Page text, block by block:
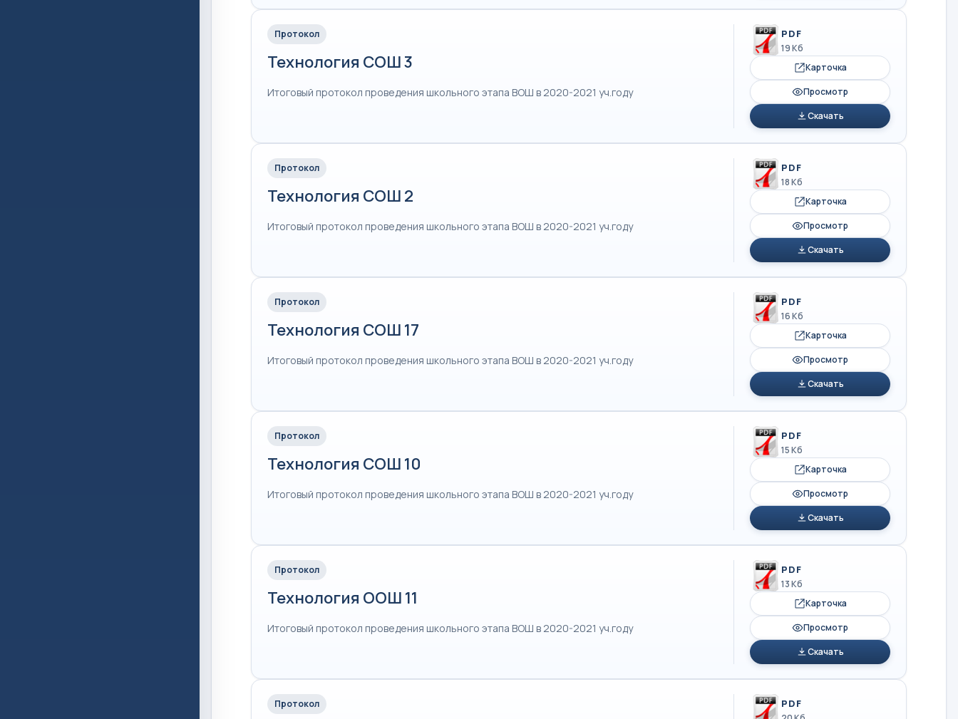
Протокол
Технология СОШ 3
Итоговый протокол проведения школьного этапа ВОШ в 2020-2021 уч.году
PDF
19 Кб
Карточка
Просмотр
Скачать
Протокол
Технология СОШ 2
Итоговый протокол проведения школьного этапа ВОШ в 2020-2021 уч.году
PDF
18 Кб
Карточка
Просмотр
Скачать
Протокол
Технология СОШ 17
Итоговый протокол проведения школьного этапа ВОШ в 2020-2021 уч.году
PDF
16 Кб
Карточка
Просмотр
Скачать
Протокол
Технология СОШ 10
Итоговый протокол проведения школьного этапа ВОШ в 2020-2021 уч.году
PDF
15 Кб
Карточка
Просмотр
Скачать
Протокол
Технология ООШ 11
Итоговый протокол проведения школьного этапа ВОШ в 2020-2021 уч.году
PDF
13 Кб
Карточка
Просмотр
Скачать
Протокол PDF